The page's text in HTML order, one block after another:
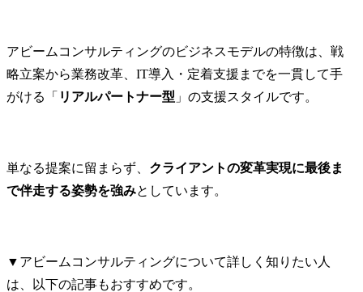
アビームコンサルティングのビジネスモデルの特徴は、戦
略立案から業務改革、IT導入・定着支援までを一貫して手
がける「 リアルパートナー型 」の支援スタイルです。
単なる提案に留まらず、 クライアントの変革実現に最後ま
で伴走する姿勢を強みとしています。
▼アビームコンサルティングについて詳しく知りたい人
は、以下の記事もおすすめです。